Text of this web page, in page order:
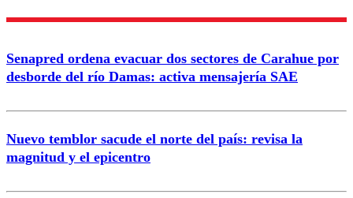
Correo
Senapred ordena evacuar dos sectores de Carahue por
desborde del río Damas: activa mensajería SAE
Nuevo temblor sacude el norte del país: revisa la
magnitud y el epicentro